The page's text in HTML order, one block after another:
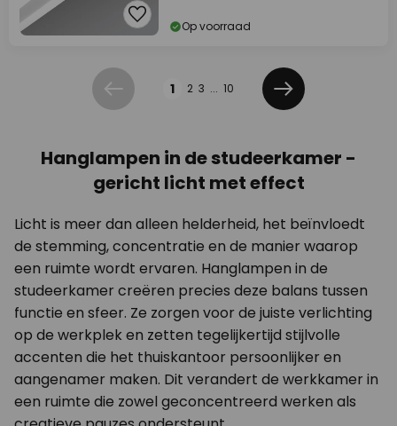
Op voorraad
Vorige 1 2 3 ... 10
Volgende
Hanglampen in de studeerkamer -
gericht licht met effect
Licht is meer dan alleen helderheid, het beïnvloedt
de stemming, concentratie en de manier waarop
een ruimte wordt ervaren. Hanglampen in de
studeerkamer creëren precies deze balans tussen
functie en sfeer. Ze zorgen voor de juiste verlichting
op de werkplek en zetten tegelijkertijd stijlvolle
accenten die het thuiskantoor persoonlijker en
aangenamer maken. Dit verandert de werkkamer in
een ruimte die zowel geconcentreerd werken als